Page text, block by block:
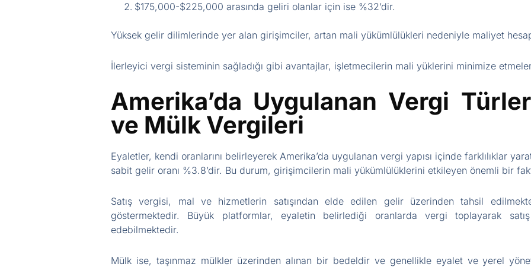
$175,000-$225,000 arasında geliri olanlar için ise %32’dir.
Yüksek gelir dilimlerinde yer alan girişimciler, artan mali yükümlülükleri nedeniyle maliyet
İlerleyici vergi sisteminin sağladığı gibi avantajlar, işletmecilerin mali yüklerini minimize
Amerika’da Uygulanan Vergi
ve Mülk Vergileri
Eyaletler, kendi oranlarını belirleyerek Amerika’da uygulanan vergi yapısı içinde farklılıklar
sabit gelir oranı %3.8’dir. Bu durum, girişimcilerin mali yükümlülüklerini etkileyen önemli bir
Satış vergisi, mal ve hizmetlerin satışından elde edilen gelir üzerinden tahsil
göstermektedir. Büyük platformlar, eyaletin belirlediği oranlarda vergi toplayarak
edebilmektedir.
Mülk ise, taşınmaz mülkler üzerinden alınan bir bedeldir ve genellikle eyalet ve yerel